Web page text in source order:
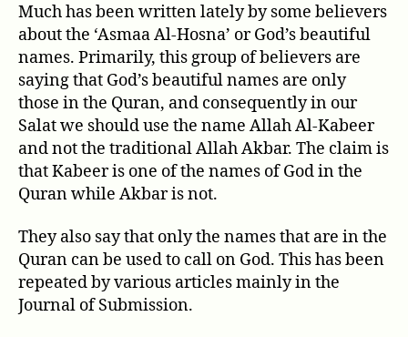
Much has been written lately by some believers
about the ‘Asmaa Al-Hosna’ or God’s beautiful
names. Primarily, this group of believers are
saying that God’s beautiful names are only
those in the Quran, and consequently in our
Salat we should use the name Allah Al-Kabeer
and not the traditional Allah Akbar. The claim is
that Kabeer is one of the names of God in the
Quran while Akbar is not.
They also say that only the names that are in the
Quran can be used to call on God. This has been
repeated by various articles mainly in the
Journal of Submission.